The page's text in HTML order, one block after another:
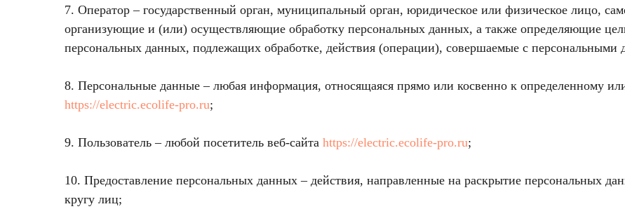
7. Оператор – государственный орган, муниципальный орган, юридическое или физическое лицо,
организующие и (или) осуществляющие обработку персональных данных, а также определяющие
персональных данных, подлежащих обработке, действия (операции), совершаемые с персональными
8. Персональные данные – любая информация, относящаяся прямо или косвенно к определенному
https://electric.ecolife-pro.ru;
9. Пользователь – любой посетитель веб-сайта https://electric.ecolife-pro.ru;
10. Предоставление персональных данных – действия, направленные на раскрытие персональных
кругу лиц;